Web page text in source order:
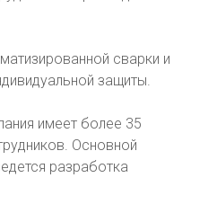
сварки и
защиты.
имеет более 35
Основной
разработка